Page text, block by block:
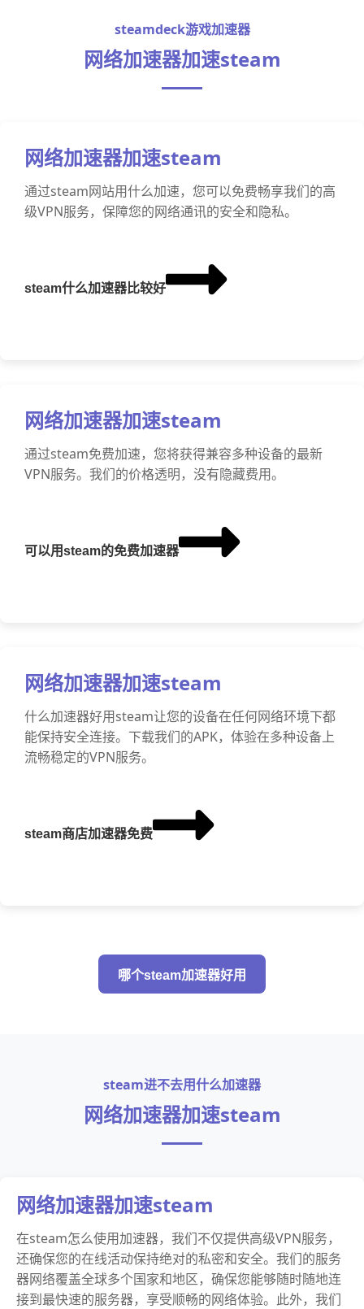
steamdeck游戏加速器
网络加速器加速steam
网络加速器加速steam
通过steam网站用什么加速，您可以免费畅享我们的高
级VPN服务，保障您的网络通讯的安全和隐私。
steam什么加速器比较好
网络加速器加速steam
通过steam免费加速，您将获得兼容多种设备的最新
VPN服务。我们的价格透明，没有隐藏费用。
可以用steam的免费加速器
网络加速器加速steam
什么加速器好用steam让您的设备在任何网络环境下都
能保持安全连接。下载我们的APK，体验在多种设备上
流畅稳定的VPN服务。
steam商店加速器免费
哪个steam加速器好用
steam进不去用什么加速器
网络加速器加速steam
网络加速器加速steam
在steam怎么使用加速器，我们不仅提供高级VPN服务，
还确保您的在线活动保持绝对的私密和安全。我们的服务
器网络覆盖全球多个国家和地区，确保您能够随时随地连
接到最快速的服务器，享受顺畅的网络体验。此外，我们